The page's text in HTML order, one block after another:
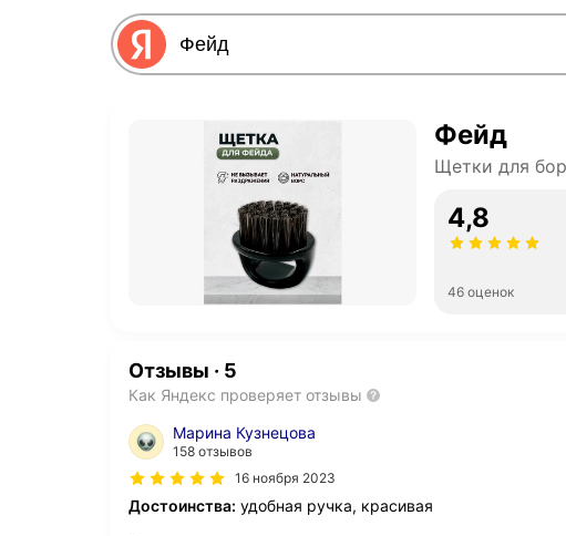
Фейд
Щетки для
4,8
46 оценок
Отзывы · 5
Как Яндекс проверяет отзывы
Марина Кузнецова
158 отзывов
16 ноября 2023
Достоинства: удобная ручка, красивая